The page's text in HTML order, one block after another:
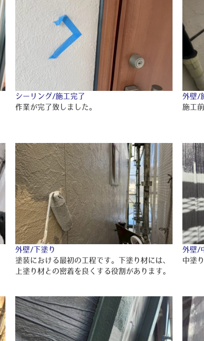
シーリング/施工完了
作業が完了致しました。
外壁/
施工
外壁/下塗り
塗装における最初の工程です。下塗り材には、
上塗り材との密着を良くする役割があります。
外壁/
中塗